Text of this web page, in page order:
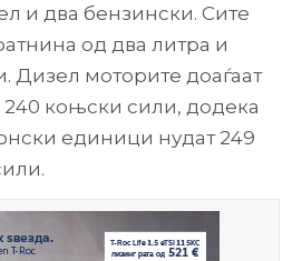
и два бензински. Сите
од два литра и
Дизел моторите доаѓаат
240 коњски сили, додека
единици нудат 249